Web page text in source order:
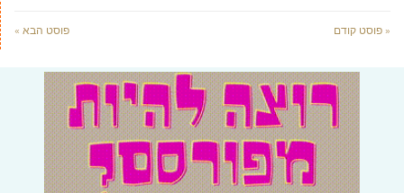
« פוסט קודם פוסט הבא »